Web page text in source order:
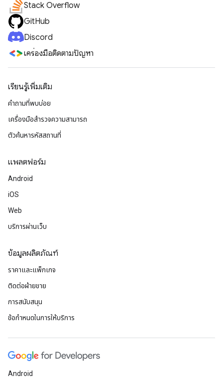
Stack Overflow
GitHub
Discord
เครื่องมือติดตามปัญหา
เรียนรู้เพิ่มเติม
คำถามที่พบบ่อย
เครื่องมือสำรวจความสามารถ
ตัวค้นหารหัสสถานที่
แพลตฟอร์ม
Android
iOS
Web
บริการผ่านเว็บ
ข้อมูลผลิตภัณฑ์
ราคาและแพ็กเกจ
ติดต่อฝ่ายขาย
การสนับสนุน
ข้อกำหนดในการให้บริการ
Android